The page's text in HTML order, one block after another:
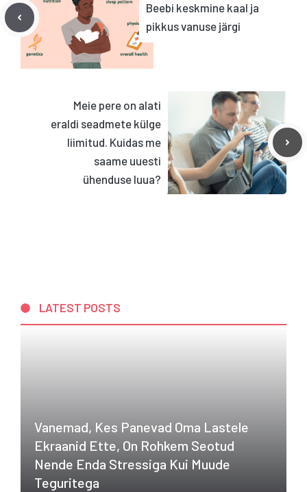
Beebi keskmine kaal ja
pikkus vanuse järgi
Meie pere on alati
eraldi seadmete külge
liimitud. Kuidas me
saame uuesti
ühenduse luua?
LATEST POSTS
Vanemad, Kes Panevad Oma Lastele
Ekraanid Ette, On Rohkem Seotud
Nende Enda Stressiga Kui Muude
Teguritega